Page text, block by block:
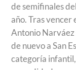
de semifinales
año. Tras vencer
Antonio Narváez
de nuevo a San
categoría